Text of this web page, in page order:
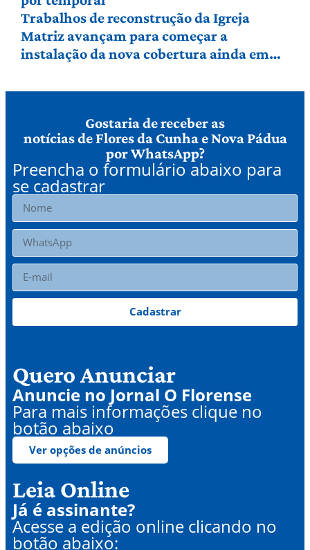
Trabalhos de reconstrução da Igreja
Matriz avançam para começar a
instalação da nova cobertura ainda em
Gostaria de receber as
notícias de Flores da Cunha e Nova Pádua
por WhatsApp?
Preencha o formulário abaixo para
se cadastrar
Cadastrar
Quero Anunciar
Anuncie no Jornal O Florense
Para mais informações clique no
botão abaixo
Ver opções de anúncios
Leia Online
Já é assinante?
Acesse a edição online clicando no
botão abaixo: